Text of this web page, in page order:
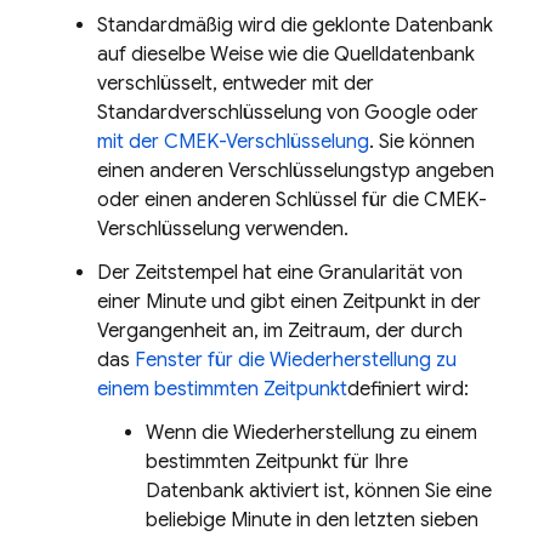
Standardmäßig wird die geklonte Datenbank
auf dieselbe Weise wie die Quelldatenbank
verschlüsselt, entweder mit der
Standardverschlüsselung von Google oder
mit der CMEK-Verschlüsselung. Sie können
einen anderen Verschlüsselungstyp angeben
oder einen anderen Schlüssel für die CMEK-
Verschlüsselung verwenden.
Der Zeitstempel hat eine Granularität von
einer Minute und gibt einen Zeitpunkt in der
Vergangenheit an, im Zeitraum, der durch
das Fenster für die Wiederherstellung zu
einem bestimmten Zeitpunktdefiniert wird:
Wenn die Wiederherstellung zu einem
bestimmten Zeitpunkt für Ihre
Datenbank aktiviert ist, können Sie eine
beliebige Minute in den letzten sieben